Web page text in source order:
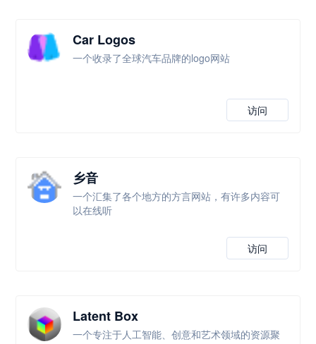
Car Logos
一个收录了全球汽车品牌的logo网站
访问
乡音
一个汇集了各个地方的方言网站，有许多内容可
以在线听
访问
Latent Box
一个专注于人工智能、创意和艺术领域的资源聚